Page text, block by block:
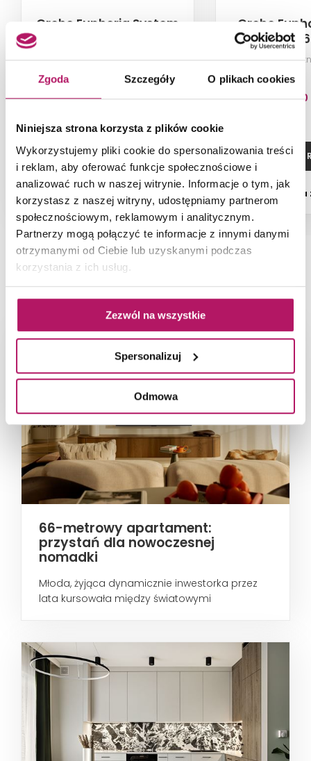
Zgoda Szczegóły O plikach cookies
Niniejsza strona korzysta z plików cookie
Wykorzystujemy pliki cookie do spersonalizowania treści
i reklam, aby oferować funkcje społecznościowe i
analizować ruch w naszej witrynie. Informacje o tym, jak
korzystasz z naszej witryny, udostępniamy partnerom
społecznościowym, reklamowym i analitycznym.
Partnerzy mogą połączyć te informacje z innymi danymi
otrzymanymi od Ciebie lub uzyskanymi podczas
korzystania z ich usług.
Zezwól na wszystkie
Spersonalizuj
Odmowa
Grohe Euphoria System
Zestaw prysznicowy z baterią
termostatyczną, hard graphite
4 778,60 PLN
-12% od 5 449,40 PLN najniższa cena
ZOBACZ PRODUKT
na zamówienie
Grohe
Stick
Słuchawka
213,00
ZOBACZ
Dostępność:
NAJNOWSZE ARTYKUŁY
66-metrowy apartament:
przystań dla nowoczesnej
nomadki
Młoda, żyjąca dynamicznie inwestorka przez
lata kursowała między światowymi